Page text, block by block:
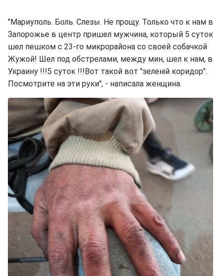
"Мариуполь. Боль. Слезы. Не прощу. Только что к нам в
Запорожье в центр пришел мужчина, который 5 суток
шел пешком с 23-го микрорайона со своей собачкой
Жужой! Шел под обстрелами, между мин, шел к нам, в
Украину !!!5 суток !!!Вот такой вот "зеленій коридор".
Посмотрите на эти руки", - написала женщина.